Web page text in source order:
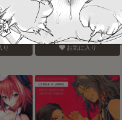
ット
り
認知の力ってすげぇ！！
お気に入り